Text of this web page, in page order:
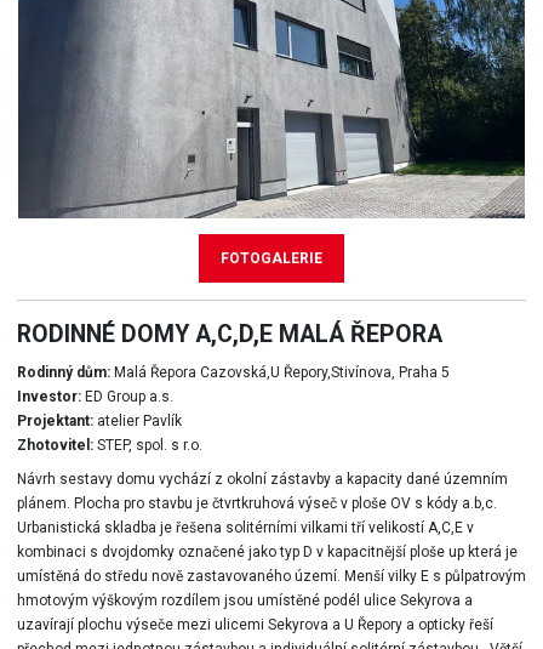
FOTOGALERIE
RODINNÉ DOMY A,C,D,E MALÁ ŘEPORA
Rodinný dům:Malá Řepora Cazovská,U Řepory,Stivínova, Praha 5
Investor:ED Group a.s.
Projektant:atelier Pavlík
Zhotovitel:STEP, spol. s r.o.
Návrh sestavy domu vychází z okolní zástavby a kapacity dané územním
plánem. Plocha pro stavbu je čtvrtkruhová výseč v ploše OV s kódy a.b,c.
Urbanistická skladba je řešena solitérními vilkami tří velikostí A,C,E v
kombinaci s dvojdomky označené jako typ D v kapacitnější ploše up která je
umístěná do středu nově zastavovaného území. Menší vilky E s půlpatrovým
hmotovým výškovým rozdílem jsou umístěné podél ulice Sekyrova a
uzavírají plochu výseče mezi ulicemi Sekyrova a U Řepory a opticky řeší